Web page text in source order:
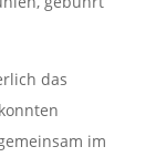
das
im